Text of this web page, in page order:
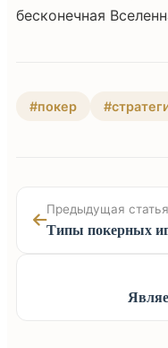
бесконечная
#покер
Предыдущая статья
Типы покерных